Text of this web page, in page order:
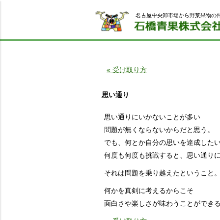
名古屋中央卸市場から野菜果物の
« 受け取り方
思い通り
思い通りにいかないことが多い
問題が無くならないからだと思う。
でも、何とか自分の思いを達成した
何度も何度も挑戦すると、思い通りに
それは問題を乗り越えたということ。
何かを真剣に考えるからこそ
面白さや楽しさが味わうことができる